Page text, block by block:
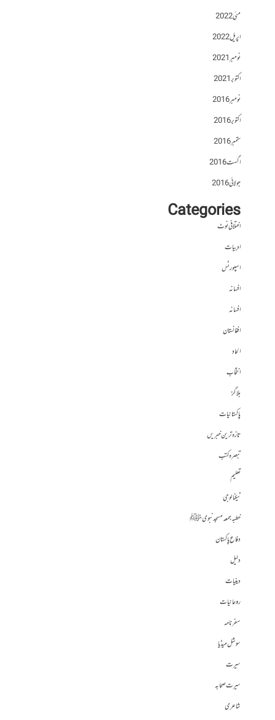
مئی 2022
اپریل 2022
نومبر 2021
اکتوبر 2021
نومبر 2016
اکتوبر 2016
ستمبر 2016
اگست 2016
جولائی 2016
Categories
اختلافی نوٹ
ادبیات
اسپورٹس
افسانہ
افسانہ
افغانستان
الحاد
انتخاب
بلاگز
پاکستانیات
تازہ ترین خبریں
تبصرہ کتب
تعلیم
ٹیکنالوجی
خطبہ جمعہ مسجد نبوی ﷺ
دفاع پاکستان
دلیل
دینیات
روحانیات
سفرنامہ
سوشل میڈیا
سیرت
سیرت صحابہ
شاعری